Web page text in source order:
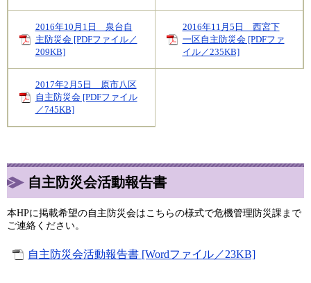
2016年10月1日 泉台自
主防災会 [PDFファイル／
209KB]
2016年11月5日 西宮下
一区自主防災会 [PDFファ
イル／235KB]
2017年2月5日 原市八区
自主防災会 [PDFファイル
／745KB]
自主防災会活動報告書
本HPに掲載希望の自主防災会はこちらの様式で危機管理防災課まで
ご連絡ください。
自主防災会活動報告書 [Wordファイル／23KB]